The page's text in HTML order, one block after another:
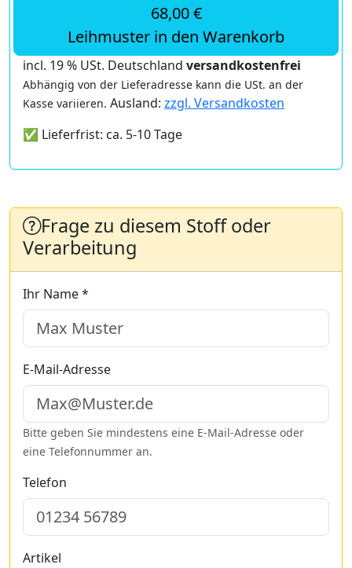
68,00 €
Leihmuster in den Warenkorb
incl. 19 % USt. Deutschland versandkostenfrei
Abhängig von der Lieferadresse kann die USt. an der
Kasse variieren. Ausland: zzgl. Versandkosten
✅ Lieferfrist: ca. 5-10 Tage
Frage zu diesem Stoff oder
Verarbeitung
Ihr Name *
E-Mail-Adresse
Bitte geben Sie mindestens eine E-Mail-Adresse oder
eine Telefonnummer an.
Telefon
Artikel